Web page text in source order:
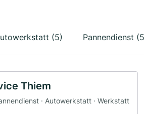
(5) Pannendienst
Thiem
· Autowerkstatt · Werkstatt